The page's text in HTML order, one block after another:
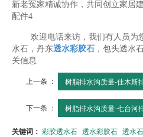
新老冤家精诚协作，共同创立家居
配件4
欢迎电话来访，我们有人员为
水石，丹东透水彩胶石，包头透水
关信息
上一条 ： 树脂排水沟质量-佳木斯
下一条 ： 树脂排水沟质量-七台河
关键词： 彩胶透水石 透水彩胶石 透水